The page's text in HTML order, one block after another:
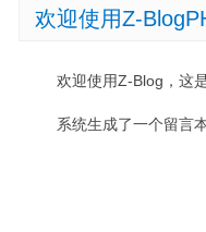
欢迎使用Z-
欢迎使用Z-Blog，这
系统生成了一个留言